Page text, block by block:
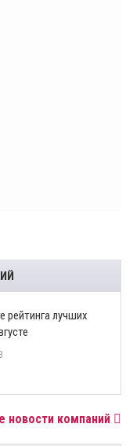
рейтинга лучших
новости компаний